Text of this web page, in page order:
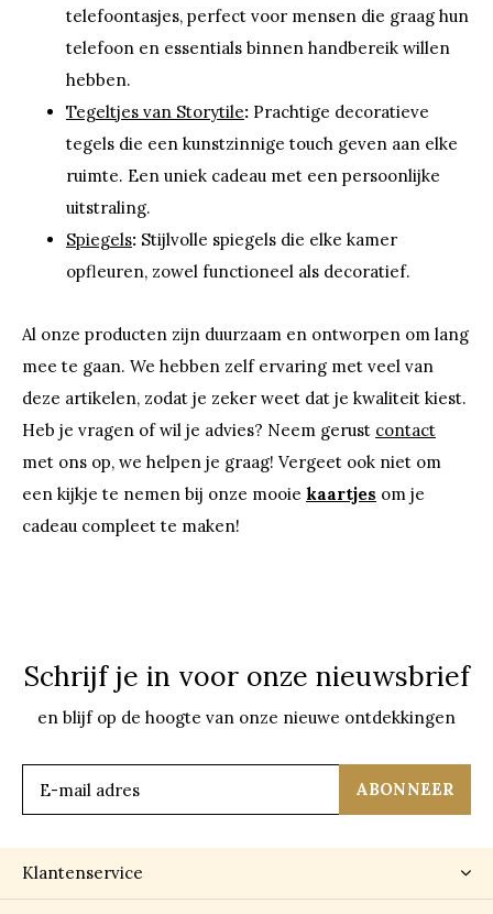
telefoontasjes, perfect voor mensen die graag hun
telefoon en essentials binnen handbereik willen
hebben.
Tegeltjes van Storytile: Prachtige decoratieve
tegels die een kunstzinnige touch geven aan elke
ruimte. Een uniek cadeau met een persoonlijke
uitstraling.
Spiegels: Stijlvolle spiegels die elke kamer
opfleuren, zowel functioneel als decoratief.
Al onze producten zijn duurzaam en ontworpen om lang
mee te gaan. We hebben zelf ervaring met veel van
deze artikelen, zodat je zeker weet dat je kwaliteit kiest.
Heb je vragen of wil je advies? Neem gerust contact
met ons op, we helpen je graag! Vergeet ook niet om
een kijkje te nemen bij onze mooie kaartjes om je
cadeau compleet te maken!
Schrijf je in voor onze nieuwsbrief
en blijf op de hoogte van onze nieuwe ontdekkingen
ABONNEER
Klantenservice